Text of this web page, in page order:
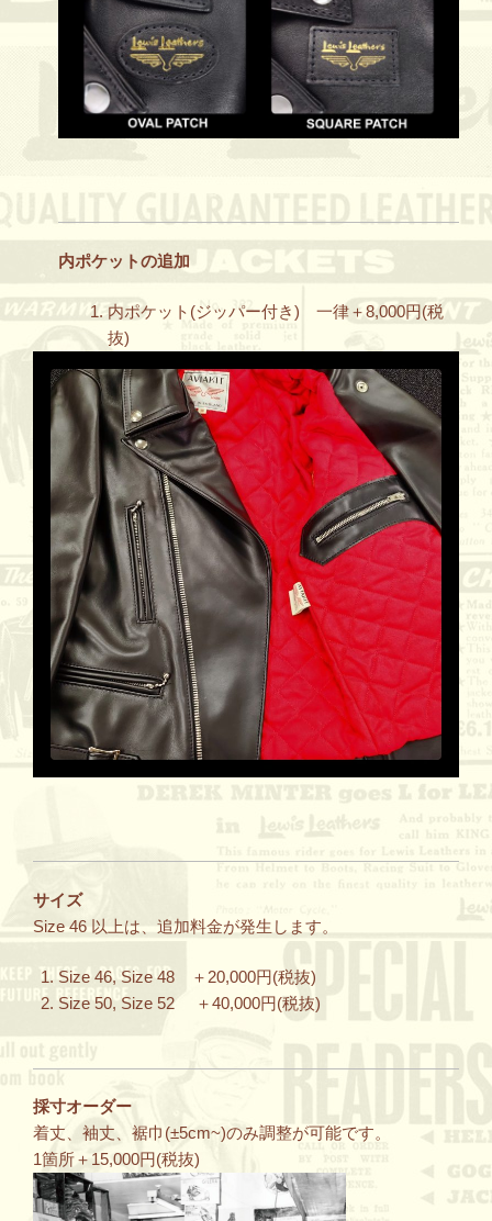
内ポケットの追加
内ポケット(ジッパー付き) 一律＋8,000円(税
抜)
サイズ
Size 46 以上は、追加料金が発生します。
Size 46, Size 48 ＋20,000円(税抜)
Size 50, Size 52 ＋40,000円(税抜)
採寸オーダー
着丈、袖丈、裾巾(±5cm~)のみ調整が可能です。
1箇所＋15,000円(税抜)